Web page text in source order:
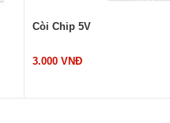
Còi Chip 5V
3.000 VNĐ